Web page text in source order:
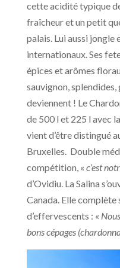
cette acidité typique
fraîcheur et un petit
palais. Lui aussi jongle
internationaux. Ses
épices et arômes
sauvignon, splendides,
deviennent ! Le
de 500 l et 225 l avec
vient d’être distingué
Bruxelles. Double
compétition, « c’est
d’Ovidiu. La Salina
Canada. Elle
d’effervescents : «
bons cépages